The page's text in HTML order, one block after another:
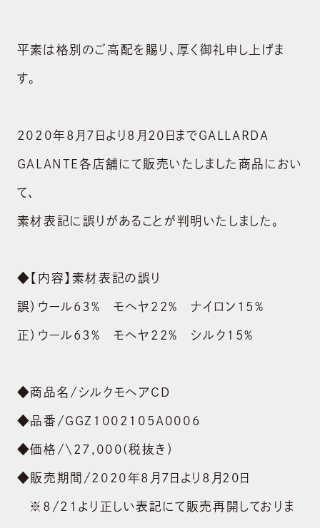
平素は格別のご高配を賜り、厚く御礼申し上げま
す。
2020年8月7日より8月20日までGALLARDA
GALANTE各店舗にて販売いたしました商品におい
て、
素材表記に誤りがあることが判明いたしました。
◆【内容】素材表記の誤り
誤）ウール63% モヘヤ22% ナイロン15%
正）ウール63% モヘヤ22% シルク15%
◆商品名/シルクモヘアCD
◆品番/GGZ1002105A0006
◆価格/\27,000(税抜き）
◆販売期間/2020年8月7日より8月20日
※8/21より正しい表記にて販売再開しておりま